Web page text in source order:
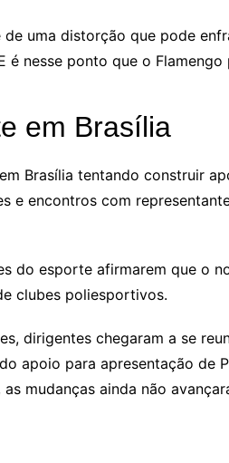
uma distorção que pode
nesse ponto que o
em Brasília
Brasília tentando construir
e encontros com
do esporte afirmarem que o
clubes poliesportivos.
dirigentes chegaram a se
apoio para apresentação de
mudanças ainda não